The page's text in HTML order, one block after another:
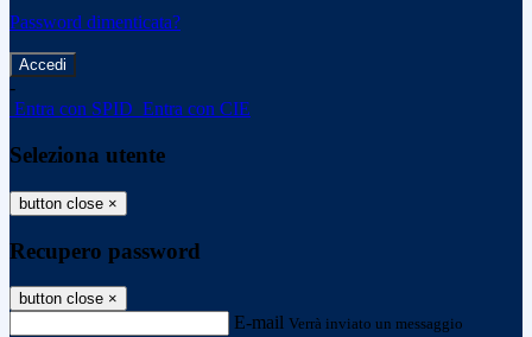
Password dimenticata?
-
Entra con SPID Entra con CIE
Seleziona utente
button close ×
Recupero password
button close ×
E-mail Verrà inviato un messaggio